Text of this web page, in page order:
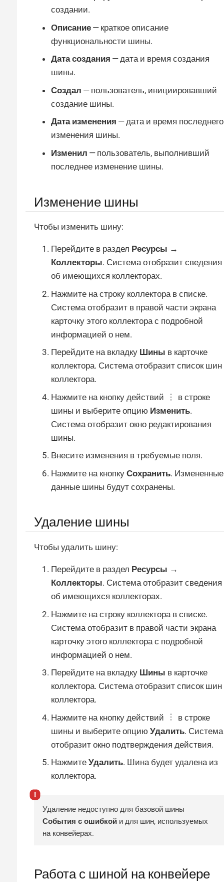
создании.
Описание — краткое описание
функциональности шины.
Дата создания — дата и время создания
шины.
Создал — пользователь, инициировавший
создание шины.
Дата изменения — дата и время последнего
изменения шины.
Изменил — пользователь, выполнивший
последнее изменение шины.
Изменение шины
Чтобы изменить шину:
Перейдите в раздел Ресурсы →
Коллекторы. Система отобразит сведения
об имеющихся коллекторах.
Нажмите на строку коллектора в списке.
Система отобразит в правой части экрана
карточку этого коллектора с подробной
информацией о нем.
Перейдите на вкладку Шины в карточке
коллектора. Система отобразит список шин
коллектора.
Нажмите на кнопку действий
в строке
шины и выберите опцию Изменить.
Система отобразит окно редактирования
шины.
Внесите изменения в требуемые поля.
Нажмите на кнопку Сохранить. Измененные
данные шины будут сохранены.
Удаление шины
Чтобы удалить шину:
Перейдите в раздел Ресурсы →
Коллекторы. Система отобразит сведения
об имеющихся коллекторах.
Нажмите на строку коллектора в списке.
Система отобразит в правой части экрана
карточку этого коллектора с подробной
информацией о нем.
Перейдите на вкладку Шины в карточке
коллектора. Система отобразит список шин
коллектора.
Нажмите на кнопку действий
в строке
шины и выберите опцию Удалить. Система
отобразит окно подтверждения действия.
Нажмите Удалить. Шина будет удалена из
коллектора.
Удаление недоступно для базовой шины
События с ошибкой и для шин, используемых
на конвейерах.
Работа с шиной на конвейере